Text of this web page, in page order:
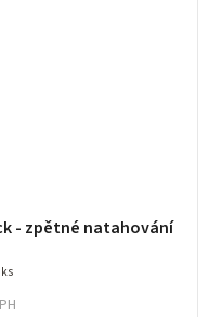
- zpětné natahování